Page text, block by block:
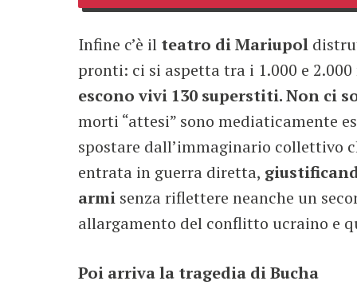
Infine c’è il teatro di Mariupol
pronti: ci si aspetta tra i 1.000 e
escono vivi 130 superstiti. Non ci
morti “attesi” sono mediaticamente
spostare dall’immaginario collettivo
entrata in guerra diretta,
armi senza riflettere neanche un
allargamento del conflitto ucraino e
Poi arriva la tragedia di Bucha